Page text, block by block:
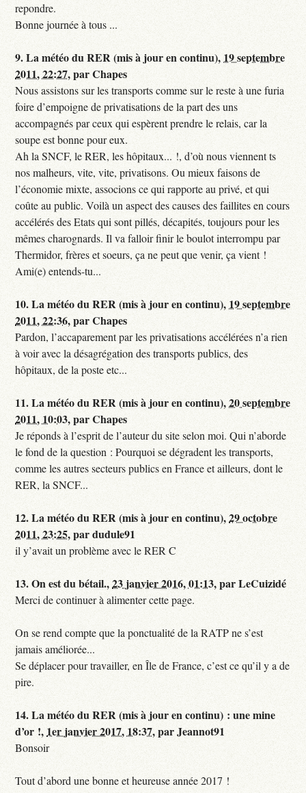
repondre.
Bonne journée à tous ...
9.La météo du RER (mis à jour en continu), 19 septembre
2011, 22:27,parChapes
Nous assistons sur les transports comme sur le reste à une furia
foire d’empoigne de privatisations de la part des uns
accompagnés par ceux qui espèrent prendre le relais, car la
soupe est bonne pour eux.
Ah la SNCF, le RER, les hôpitaux... !, d’où nous viennent ts
nos malheurs, vite, vite, privatisons. Ou mieux faisons de
l’économie mixte, associons ce qui rapporte au privé, et qui
coûte au public. Voilà un aspect des causes des faillites en cours
accélérés des Etats qui sont pillés, décapités, toujours pour les
mêmes charognards. Il va falloir finir le boulot interrompu par
Thermidor, frères et soeurs, ça ne peut que venir, ça vient !
Ami(e) entends-tu...
10.La météo du RER (mis à jour en continu), 19 septembre
2011, 22:36,parChapes
Pardon, l’accaparement par les privatisations accélérées n’a rien
à voir avec la désagrégation des transports publics, des
hôpitaux, de la poste etc...
11.La météo du RER (mis à jour en continu),20 septembre
2011, 10:03,parChapes
Je réponds à l’esprit de l’auteur du site selon moi. Qui n’aborde
le fond de la question : Pourquoi se dégradent les transports,
comme les autres secteurs publics en France et ailleurs, dont le
RER, la SNCF...
12.La météo du RER (mis à jour en continu),29 octobre
2011, 23:25,pardudule91
il y’avait un problème avec le RER C
13.On est du bétail.,23 janvier 2016, 01:13,parLeCuizidé
Merci de continuer à alimenter cette page.
On se rend compte que la ponctualité de la RATP ne s’est
jamais améliorée...
Se déplacer pour travailler, en Île de France, c’est ce qu’il y a de
pire.
14.La météo du RER (mis à jour en continu) : une mine
d’or !, 1er janvier 2017, 18:37,parJeannot91
Bonsoir
Tout d’abord une bonne et heureuse année 2017 !